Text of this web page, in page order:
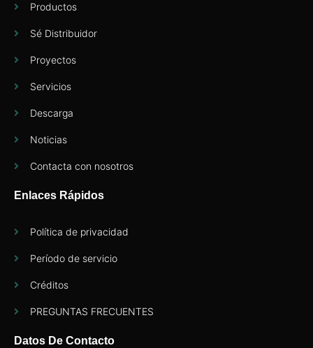
Productos
Sé Distribuidor
Proyectos
Servicios
Descarga
Noticias
Contacta con nosotros
Enlaces Rápidos
Política de privacidad
Período de servicio
Créditos
PREGUNTAS FRECUENTES
Datos De Contacto